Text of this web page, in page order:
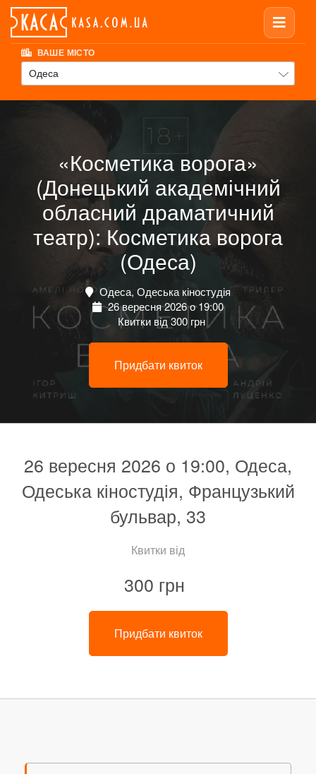
ВАШЕ МІСТО
Одеса
«Косметика ворога»
(Донецький академічний
обласний драматичний
театр): Косметика ворога
(Одеса)
Одеса, Одеська кіностудія
26 вересня 2026 о 19:00
Квитки від 300 грн
Придбати квиток
26 вересня 2026 о 19:00, Одеса,
Одеська кіностудія, Французький
бульвар, 33
Квитки від
300 грн
Придбати квиток